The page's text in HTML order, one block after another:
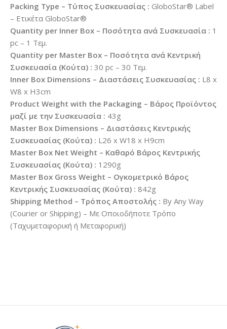
Packing Type – Τύπος Συσκευασίας : GloboStar® Label
– Ετικέτα GloboStar®
Quantity per Inner Box – Ποσότητα ανά Συσκευασία : 1
pc – 1 Τεμ.
Quantity per Master Box – Ποσότητα ανά Κεντρική
Συσκευασία (Κούτα) : 30 pc – 30 Τεμ.
Inner Box Dimensions – Διαστάσεις Συσκευασίας : L8 x
W8 x H3cm
Product Weight with the Packaging – Βάρος Προϊόντος
μαζί με την Συσκευασία : 43g
Master Box Dimensions – Διαστάσεις Κεντρικής
Συσκευασίας (Κούτα) : L26 x W18 x H9cm
Master Box Net Weight – Καθαρό Βάρος Κεντρικής
Συσκευασίας (Κούτα) : 1290g
Master Box Gross Weight – Ογκομετρικό Βάρος
Κεντρικής Συσκευασίας (Κούτα) : 842g
Shipping Method – Τρόπος Αποστολής : By Any Way
(Courier or Shipping) – Με Οποιοδήποτε Τρόπο
(Ταχυμεταφορική ή Μεταφορική)